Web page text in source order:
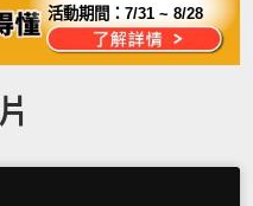
活動期間：7/31 ~ 8/28